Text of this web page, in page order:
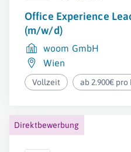
Office Experience
(m/w/d)
woom GmbH
Wien
Vollzeit ab 2.900€ pro
Direktbewerbung